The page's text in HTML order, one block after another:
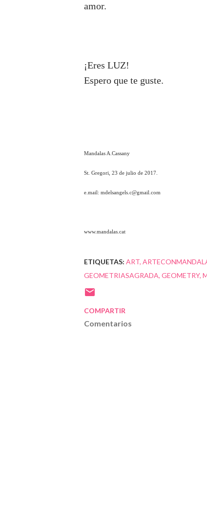
amor.
¡Eres LUZ!
Espero que te guste.
Mandalas A.Cassany
St. Gregori, 23 de julio de 2017.
e.mail: mdelsangels.c@gmail.com
www.mandalas.cat
ETIQUETAS: ART
GEOMETRIASAGRADA GEOMETRY
COMPARTIR
Comentarios